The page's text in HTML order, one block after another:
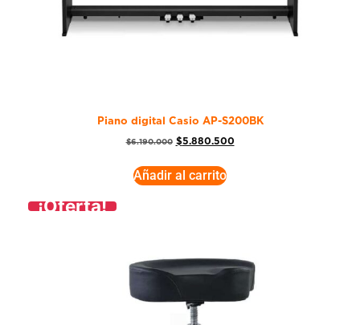
Piano digital Casio AP-S200BK
$6.190.000 $5.880.500
Añadir al carrito
¡Oferta!